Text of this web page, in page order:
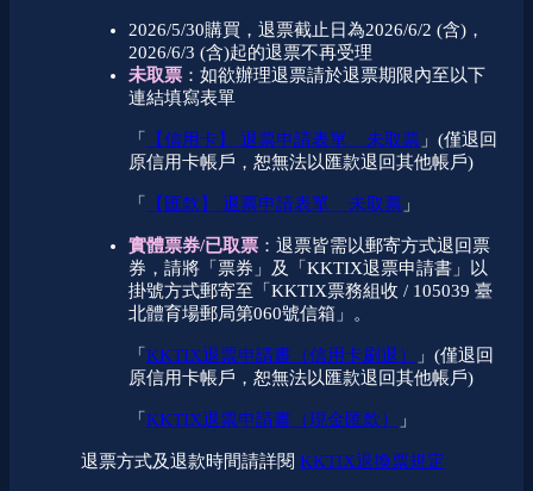
2026/5/30購買，退票截止日為2026/6/2 (含)，
2026/6/3 (含)起的退票不再受理
未取票 ：如欲辦理退票請於退票期限內至以下
連結填寫表單
「 【信用卡】 退票申請表單 _ 未取票 」(僅退回
原信用卡帳戶，恕無法以匯款退回其他帳戶)
「 【匯款】 退票申請表單 _ 未取票 」
實體票券/已取票 ：退票皆需以郵寄方式退回票
券，請將「票券」及「KKTIX退票申請書」以
掛號方式郵寄至「KKTIX票務組收 / 105039 臺
北體育場郵局第060號信箱」。
「 KKTIX退票申請書（信用卡刷退）
」(僅退回
原信用卡帳戶，恕無法以匯款退回其他帳戶)
「 KKTIX退票申請書（現金匯款） 」
退票方式及退款時間請詳閱 KKTIX退換票規定